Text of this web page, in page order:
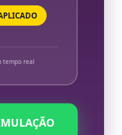
tempo real